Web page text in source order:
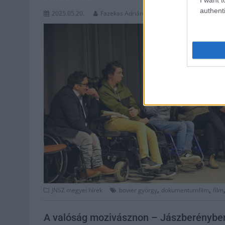
2025.05.20. Fazekas Adrián
JNSZ megyei hírek bovier györgy, dokumentumfilm, film,
A valóság mozivásznon –